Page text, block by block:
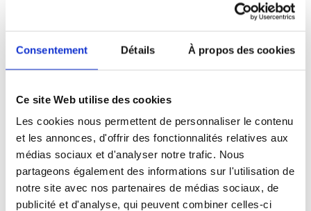
Consentement Détails À propos des cookies
Ce site Web utilise des cookies
Les cookies nous permettent de personnaliser le contenu
et les annonces, d'offrir des fonctionnalités relatives aux
médias sociaux et d'analyser notre trafic. Nous
partageons également des informations sur l'utilisation de
notre site avec nos partenaires de médias sociaux, de
publicité et d'analyse, qui peuvent combiner celles-ci
Profil du
candidat
Qualifications et diplômes :
Profil recherché :